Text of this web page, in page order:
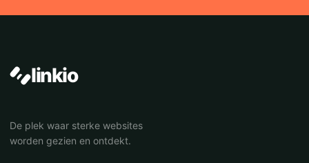
linkio
De plek waar sterke websites
worden gezien en ontdekt.